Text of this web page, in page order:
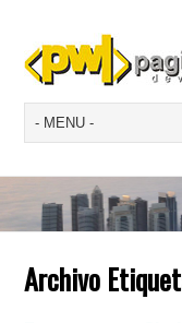
Archivo